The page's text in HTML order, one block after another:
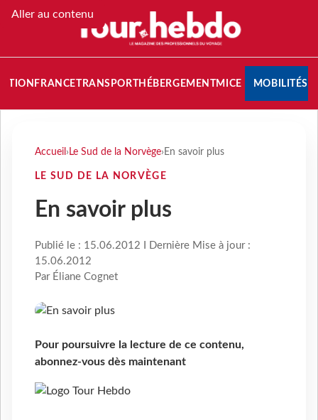
Aller au contenu
FRANCETRANSPORT HÉBERGEMENTMICE MOBILITÉS
Accueil › Le Sud de la Norvège› En savoir plus
LE SUD DE LA NORVÈGE
En savoir plus
Publié le : 15.06.2012 I Dernière Mise à jour :
15.06.2012
Par Éliane Cognet
Pour poursuivre la lecture de ce contenu,
abonnez-vous dès maintenant